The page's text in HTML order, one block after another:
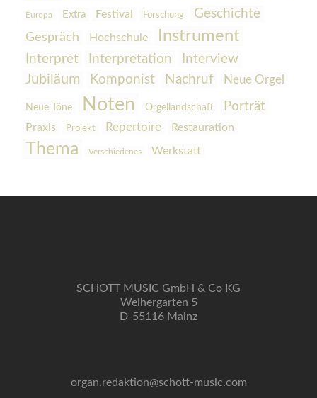
Europa Extra Festival Forschung Geschichte
Gespräch Hochschule Instrument
Interpret Interpretation
Interview
Jubiläum
Komponist Nachruf Neue Orgel
Neue Töne Noten Orgellandschaft Porträt
Praxis Projekt Repertoire Restauration
Thema Verschiedenes Werkstatt
SCHOTT MUSIC GmbH & Co KG
Weihergarten 5
D-55116 Mainz
organ.redaktion@schott-music.com